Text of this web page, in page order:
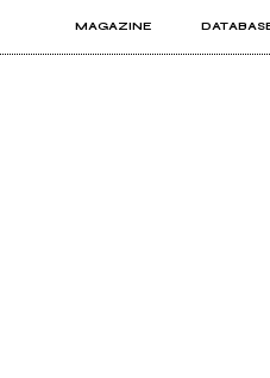
MAGAZINE
INSIDER ROCKIT